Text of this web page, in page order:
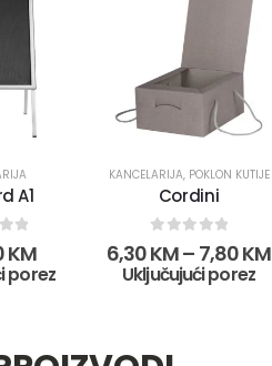
A1
KM
porez
KANCELARIJA, POKLON KUTIJE
Cordini
out of 5
6,30KM– 7,80KM
Uključujući porez